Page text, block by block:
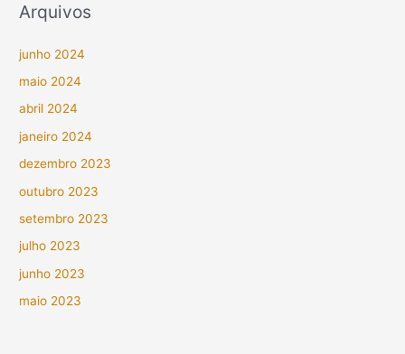
Arquivos
junho 2024
maio 2024
abril 2024
janeiro 2024
dezembro 2023
outubro 2023
setembro 2023
julho 2023
junho 2023
maio 2023